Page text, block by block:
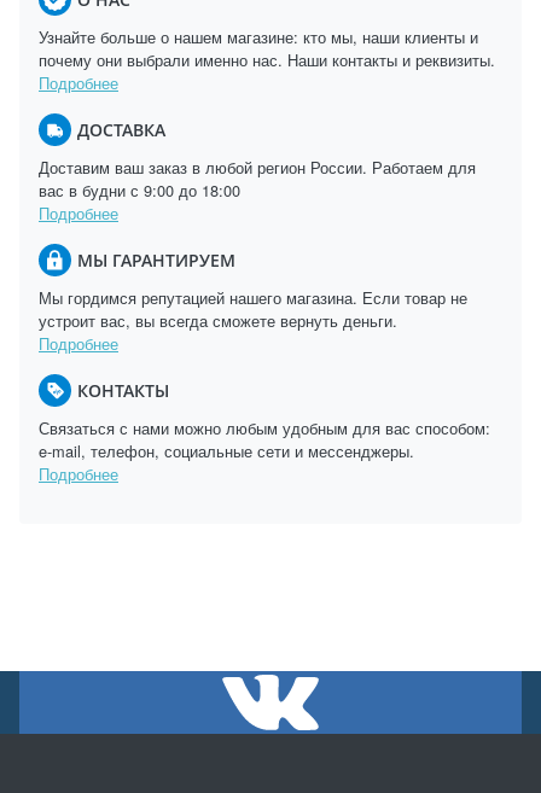
Узнайте больше о нашем магазине: кто мы, наши клиенты и
почему они выбрали именно нас. Наши контакты и реквизиты.
Подробнее
ДОСТАВКА
Доставим ваш заказ в любой регион России. Работаем для
вас в будни с 9:00 до 18:00
Подробнее
МЫ ГАРАНТИРУЕМ
Мы гордимся репутацией нашего магазина. Если товар не
устроит вас, вы всегда сможете вернуть деньги.
Подробнее
КОНТАКТЫ
Связаться с нами можно любым удобным для вас способом:
e-mail, телефон, социальные сети и мессенджеры.
Подробнее